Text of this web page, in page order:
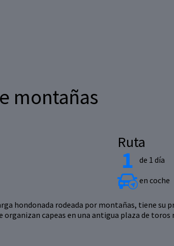
montañas
Ruta
de 1 día
en coche
hondonada rodeada por montañas, tiene
capeas en una antigua plaza de